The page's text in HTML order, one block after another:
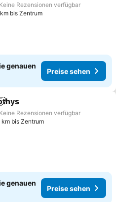
Keine Rezensionen verfügbar
bis Zentrum
genauen
Preise sehen
Zu Favoriten hinzufügen
Keine Rezensionen verfügbar
km bis Zentrum
genauen
Preise sehen